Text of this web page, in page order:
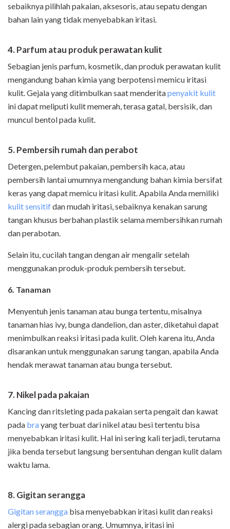
sebaiknya pilihlah pakaian, aksesoris, atau sepatu dengan
bahan lain yang tidak menyebabkan iritasi.
4. Parfum atau produk perawatan kulit
Sebagian jenis parfum, kosmetik, dan produk perawatan kulit
mengandung bahan kimia yang berpotensi memicu iritasi
kulit. Gejala yang ditimbulkan saat menderitapenyakit kulit
ini dapat meliputi kulit memerah, terasa gatal, bersisik, dan
muncul bentol pada kulit.
5. Pembersih rumah dan perabot
Detergen, pelembut pakaian, pembersih kaca, atau
pembersih lantai umumnya mengandung bahan kimia bersifat
keras yang dapat memicu iritasi kulit. Apabila Anda memiliki
kulit sensitifdan mudah iritasi, sebaiknya kenakan sarung
tangan khusus berbahan plastik selama membersihkan rumah
dan perabotan.
Selain itu, cucilah tangan dengan air mengalir setelah
menggunakan produk-produk pembersih tersebut.
6. Tanaman
Menyentuh jenis tanaman atau bunga tertentu, misalnya
tanaman hias ivy, bunga dandelion, dan aster, diketahui dapat
menimbulkan reaksi iritasi pada kulit. Oleh karena itu, Anda
disarankan untuk menggunakan sarung tangan, apabila Anda
hendak merawat tanaman atau bunga tersebut.
7. Nikel pada pakaian
Kancing dan ritsleting pada pakaian serta pengait dan kawat
pada brayang terbuat dari nikel atau besi tertentu bisa
menyebabkan iritasi kulit. Hal ini sering kali terjadi, terutama
jika benda tersebut langsung bersentuhan dengan kulit dalam
waktu lama.
8. Gigitan serangga
Gigitan serangga bisa menyebabkan iritasi kulit dan reaksi
alergi pada sebagian orang. Umumnya, iritasi ini